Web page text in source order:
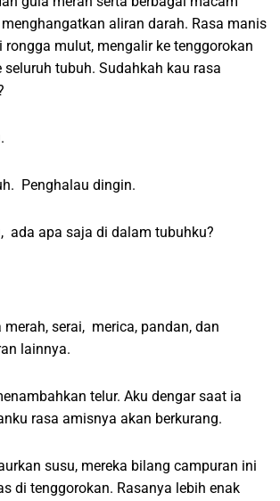
aliran darah. Rasa manis
rongga mulut, mengalir ke tenggorokan
seluruh tubuh. Sudahkah kau rasa
Penghalau dingin.
ada apa saja di dalam tubuhku?
serai, merica, pandan, dan
lainnya.
telur. Aku dengar saat ia
rasa amisnya akan berkurang.
susu, mereka bilang campuran ini
di tenggorokan. Rasanya lebih enak